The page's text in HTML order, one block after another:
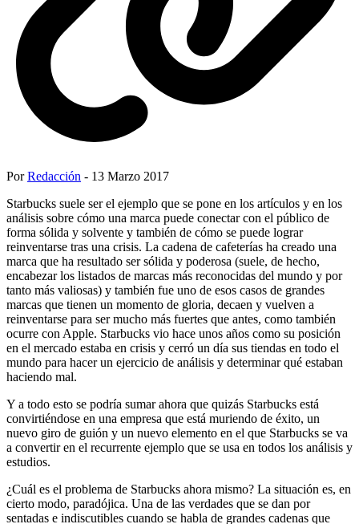
PorRedacción - 13 Marzo 2017
Starbucks suele ser el ejemplo que se pone en los artículos y en los
análisis sobre cómo una marca puede conectar con el público de
forma sólida y solvente y también de cómo se puede lograr
reinventarse tras una crisis. La cadena de cafeterías ha creado una
marca que ha resultado ser sólida y poderosa (suele, de hecho,
encabezar los listados de marcas más reconocidas del mundo y por
tanto más valiosas) y también fue uno de esos casos de grandes
marcas que tienen un momento de gloria, decaen y vuelven a
reinventarse para ser mucho más fuertes que antes, como también
ocurre con Apple. Starbucks vio hace unos años como su posición
en el mercado estaba en crisis y cerró un día sus tiendas en todo el
mundo para hacer un ejercicio de análisis y determinar qué estaban
haciendo mal.
Y a todo esto se podría sumar ahora que quizás Starbucks está
convirtiéndose en una empresa que está muriendo de éxito, un
nuevo giro de guión y un nuevo elemento en el que Starbucks se va
a convertir en el recurrente ejemplo que se usa en todos los análisis y
estudios.
¿Cuál es el problema de Starbucks ahora mismo? La situación es, en
cierto modo, paradójica. Una de las verdades que se dan por
sentadas e indiscutibles cuando se habla de grandes cadenas que